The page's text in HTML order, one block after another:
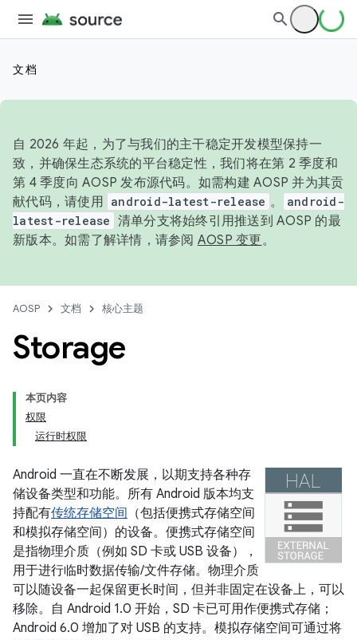
文档
自 2026 年起，为了与我们的主干稳定开发模型保持一
致，并确保生态系统的平台稳定性，我们将在第 2 季度和
第 4 季度向 AOSP 发布源代码。如需构建 AOSP 并为其贡
献代码，请使用 android-latest-release 。
android-
latest-release 清单分支将始终引用推送到 AOSP 的最
新版本。如需了解详情，请参阅 AOSP 变更。
AOSP 文档 核心主题
Storage
本页内容
权限
运行时权限
Android 一直在不断发展，以期支持各种存
储设备类型和功能。所有 Android 版本均支
持配有传统存储空间 （包括便携式存储空间
和模拟存储空间）的设备。便携式存储空间
是指物理介质（例如 SD 卡或 USB 设备），
用于进行临时数据传输/文件存储。 物理介质
可以随设备一起保留更长时间，但并非固定在设备上，可以
移除。自 Android 1.0 开始，SD 卡已可用作便携式存储；
Android 6.0 增加了对 USB 的支持。模拟存储空间可通过将